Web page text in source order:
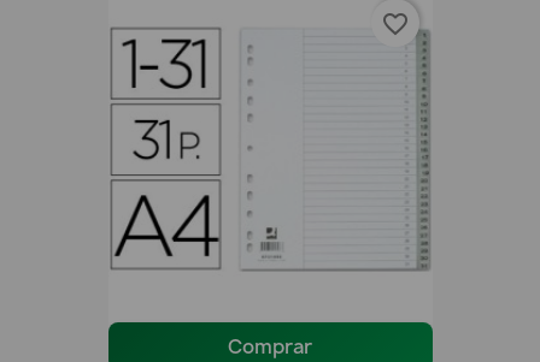
Comprar
favorite_border